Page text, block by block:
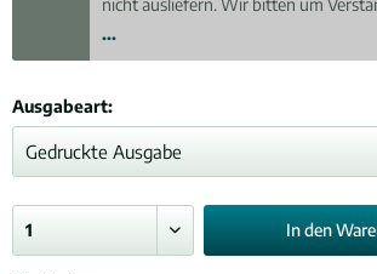
nicht ausliefern. Wir bitten um
...
Ausgabeart:
In den